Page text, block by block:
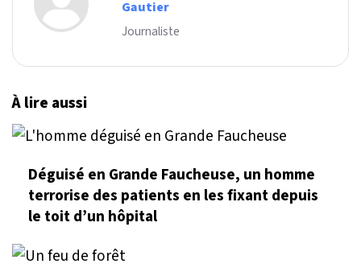
Gautier
Journaliste
À lire aussi
Déguisé en Grande Faucheuse, un homme
terrorise des patients en les fixant depuis
le toit d’un hôpital